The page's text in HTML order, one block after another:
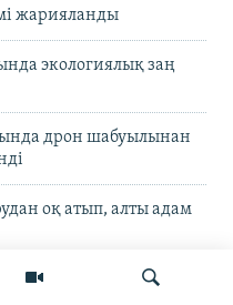
жарияланды
экологиялық заң
дрон шабуылынан
оқ атып, алты адам
Алёхованың